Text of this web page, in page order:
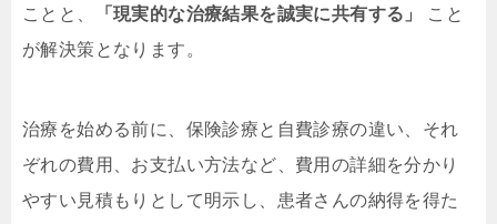
ことと、
「現実的な治療結果を誠実に共有する」
こと
が解決策となります。
治療を始める前に、保険診療と自費診療の違い、それ
ぞれの費用、お支払い方法など、費用の詳細を分かり
やすい見積もりとして明示し、患者さんの納得を得た